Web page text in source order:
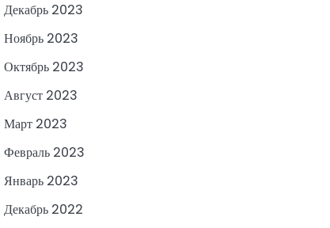
Декабрь 2023
Ноябрь 2023
Октябрь 2023
Август 2023
Март 2023
Февраль 2023
Январь 2023
Декабрь 2022